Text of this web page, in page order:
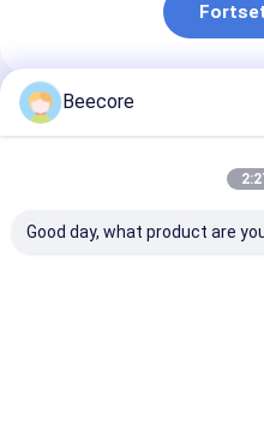
Empfohlene Produkte
Beecore
Good day, what product are